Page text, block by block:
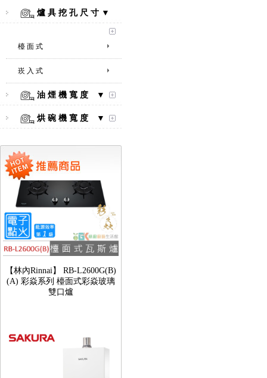
爐 具 挖 孔 尺 寸 ▼
檯 面 式
崁 入 式
油 煙 機 寬 度 ▼
烘 碗 機 寬 度 ▼
【林內Rinnai】 RB-L2600S(A)
彩焱系列 檯面式彩焱不銹鋼雙
口爐
【林內Rinnai】 RB-L2600G(B)
(A) 彩焱系列 檯面式彩焱玻璃
雙口爐